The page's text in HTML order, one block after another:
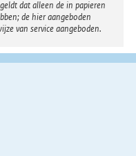
dat alleen de in papieren
de hier aangeboden
van service aangeboden.